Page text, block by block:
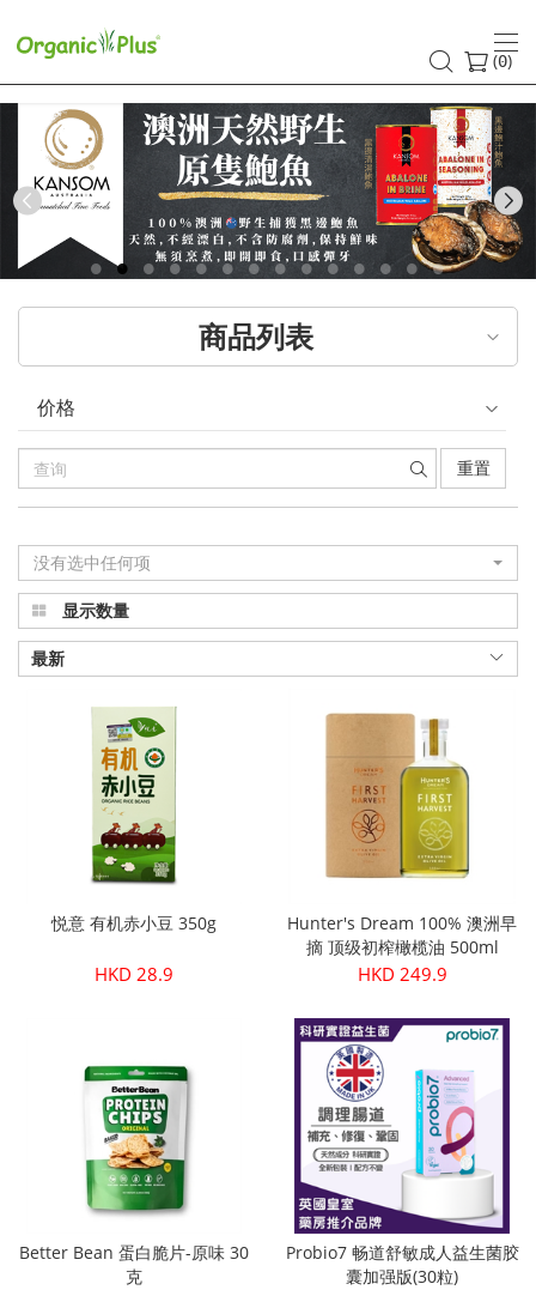
(0)
Previous
商品列表
价格
重置
没有选中任何项
显示数量
最新
悦意 有机赤小豆 350g
HKD 28.9
Hunter's Dream 100% 澳洲早
摘 顶级初榨橄榄油 500ml
HKD 249.9
Better Bean 蛋白脆片-原味 30
克
Probio7 畅道舒敏成人益生菌胶
囊加强版(30粒)